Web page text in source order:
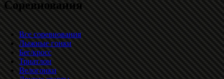
Соревнования
Все соревнования
Лыжные гонки
Бег/кросс
Триатлон
Велогонки